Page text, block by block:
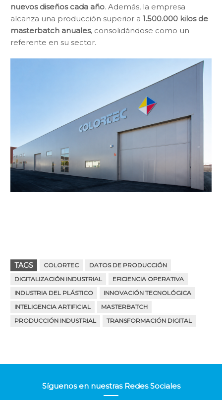
nuevos diseños cada año. Además, la empresa
alcanza una producción superior a 1.500.000 kilos de
masterbatch anuales, consolidándose como un
referente en su sector.
TAGS COLORTEC
DATOS DE PRODUCCIÓN
DIGITALIZACIÓN INDUSTRIAL
EFICIENCIA OPERATIVA
INDUSTRIA DEL PLÁSTICO
INNOVACIÓN TECNOLÓGICA
INTELIGENCIA ARTIFICIAL
MASTERBATCH
PRODUCCIÓN INDUSTRIAL
TRANSFORMACIÓN DIGITAL
Síguenos en nuestras Redes Sociales